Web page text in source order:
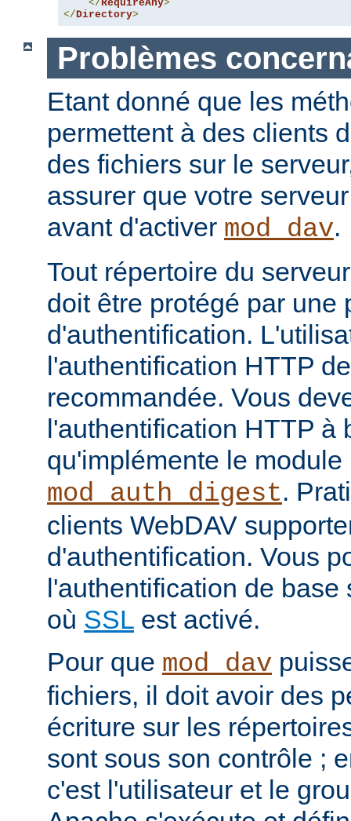
</ RequireAny>
</Directory>
Problèmes
Etant donné que les
permettent à des clients
des fichiers sur le
assurer que votre
avant d'activer mod_dav.
Tout répertoire du
doit être protégé par une
d'authentification.
l'authentification HTTP
recommandée. Vous
l'authentification HTTP à
qu'implémente le module
mod_auth_digest.
clients WebDAV
d'authentification. Vous
l'authentification de base
où SSL est activé.
Pour que mod_dav
fichiers, il doit avoir des
écriture sur les
sont sous son contrôle ;
c'est l'utilisateur et le